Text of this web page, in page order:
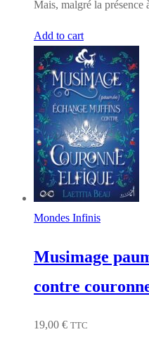
Mais, malgré la présence
Add to cart
Mondes Infinis
Musimage
contre
19,00 € TTC